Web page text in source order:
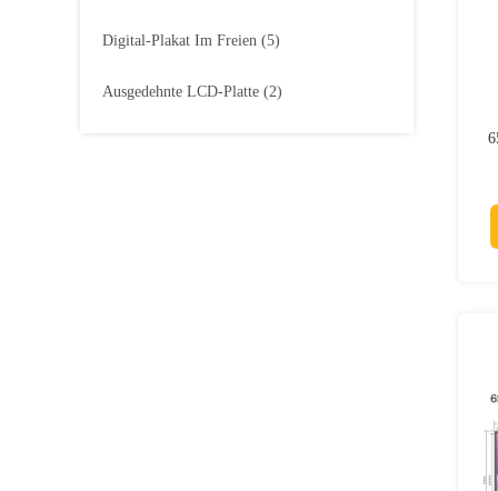
Digital-Plakat Im Freien (5)
Ausgedehnte LCD-Platte (2)